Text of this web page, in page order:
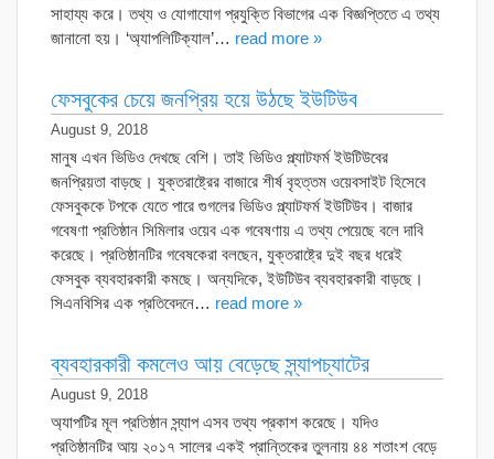
সাহায্য করে। তথ্য ও যোগাযোগ প্রযুক্তি বিভাগের এক বিজ্ঞপ্তিতে এ তথ্য
জানানো হয়। ‘অ্যাপলিটিক্যাল’… read more »
ফেসবুকের চেয়ে জনপ্রিয় হয়ে উঠছে ইউটিউব
August 9, 2018
মানুষ এখন ভিডিও দেখছে বেশি। তাই ভিডিও প্ল্যাটফর্ম ইউটিউবের
জনপ্রিয়তা বাড়ছে। যুক্তরাষ্ট্রের বাজারে শীর্ষ বৃহত্তম ওয়েবসাইট হিসেবে
ফেসবুককে টপকে যেতে পারে গুগলের ভিডিও প্ল্যাটফর্ম ইউটিউব। বাজার
গবেষণা প্রতিষ্ঠান সিমিলার ওয়েব এক গবেষণায় এ তথ্য পেয়েছে বলে দাবি
করেছে। প্রতিষ্ঠানটির গবেষকেরা বলছেন, যুক্তরাষ্ট্রে দুই বছর ধরেই
ফেসবুক ব্যবহারকারী কমছে। অন্যদিকে, ইউটিউব ব্যবহারকারী বাড়ছে।
সিএনবিসির এক প্রতিবেদনে… read more »
ব্যবহারকারী কমলেও আয় বেড়েছে স্ন্যাপচ্যাটের
August 9, 2018
অ্যাপটির মূল প্রতিষ্ঠান স্ন্যাপ এসব তথ্য প্রকাশ করেছে। যদিও
প্রতিষ্ঠানটির আয় ২০১৭ সালের একই প্রান্তিকের তুলনায় ৪৪ শতাংশ বেড়ে